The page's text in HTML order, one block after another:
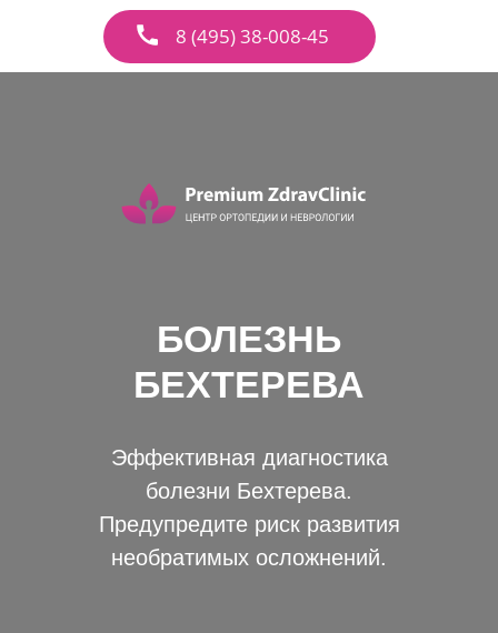
8 (495) 38-008-45
БОЛЕЗНЬ
БЕХТЕРЕВА
Эффективная диагностика
болезни Бехтерева.
Предупредите риск развития
необратимых осложнений.